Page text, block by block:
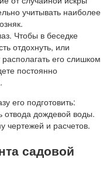
учитывать наиболее
Чтобы в беседке
отдохнуть, или
его слишком
постоянно
его подготовить:
отвода дождевой воды.
чертежей и расчетов.
садовой